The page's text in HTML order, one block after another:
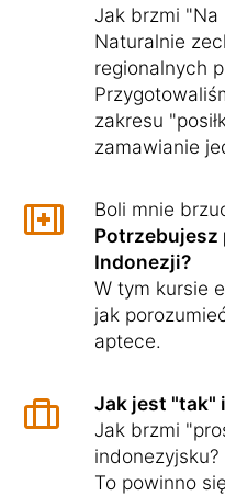
Jak brzmi "Na
Naturalnie
regionalnych
zakresu
zamawianie
Boli mnie
Potrzebujesz
Indonezji?
W tym kursie
jak
aptece.
Jak jest "tak"
Jak brzmi
indonezyjsku?
To powinno